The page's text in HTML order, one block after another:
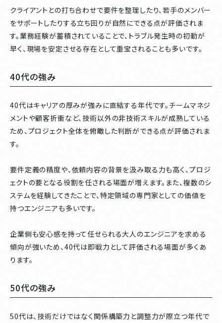
クライアントとの打ち合わせで要件を整理したり、若手のメンバー
をサポートしたりする立ち回りが自然にできる点が評価されま
す。業務経験が蓄積されていることで、トラブル発生時の初動が
早く、現場を安定させる存在として重宝されることも多いです。
40代の強み
40代はキャリアの厚みが強みに直結する年代です。チームマネジ
メントや顧客折衝など、技術以外の非技術スキルが成熟している
ため、プロジェクト全体を俯瞰した判断ができる点が評価されま
す。
要件定義の精度や、依頼内容の背景を汲み取る力も高く、プロジ
ェクトの要となる役割を任される場面が増えます。また、複数のシ
ステムを経験してきたことで、特定領域の専門家としての価値を
持つエンジニアも多いです。
企業側も安心感を持って任せられる大人のエンジニアを求める
傾向が強いため、40代は即戦力として評価される場面が多くあ
ります。
50代の強み
50代は、技術だけではなく関係構築力と調整力が際立つ年代で